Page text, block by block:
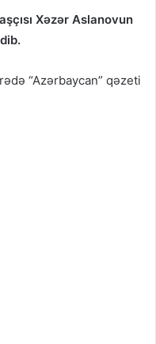
Xəzər Aslanovun
“Azərbaycan” qəzeti